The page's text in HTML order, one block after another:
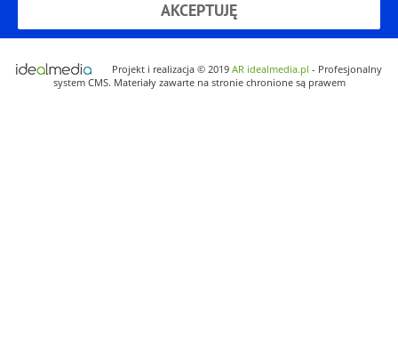
AKCEPTUJĘ
Projekt i realizacja © 2019 AR idealmedia.pl - Profesjonalny
system CMS. Materiały zawarte na stronie chronione są prawem